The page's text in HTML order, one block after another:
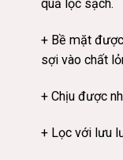
quả lọc sạch.
+ Bề mặt
sợi vào chất
+ Chịu được
+ Lọc với lưu